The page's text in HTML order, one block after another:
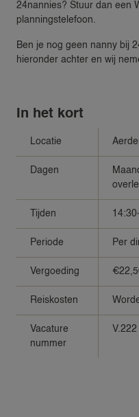
24nannies? Stuur dan een
planningstelefoon.
Ben je nog geen nanny bij
hieronder achter en wij
In het kort
Locatie
Dagen
Tijden
Periode Per
Vergoeding
Reiskosten
Vacature
nummer
V.222